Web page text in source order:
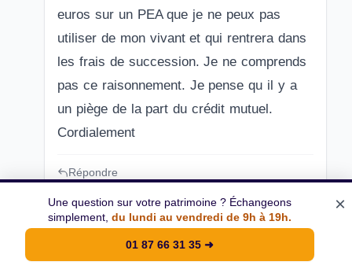
euros sur un PEA que je ne peux pas
utiliser de mon vivant et qui rentrera dans
les frais de succession. Je ne comprends
pas ce raisonnement. Je pense qu il y a
un piège de la part du crédit mutuel.
Cordialement
Répondre
Une question sur votre patrimoine ? Échangeons
simplement, du lundi au vendredi de 9h à 19h.
01 87 66 31 35 ➜
×